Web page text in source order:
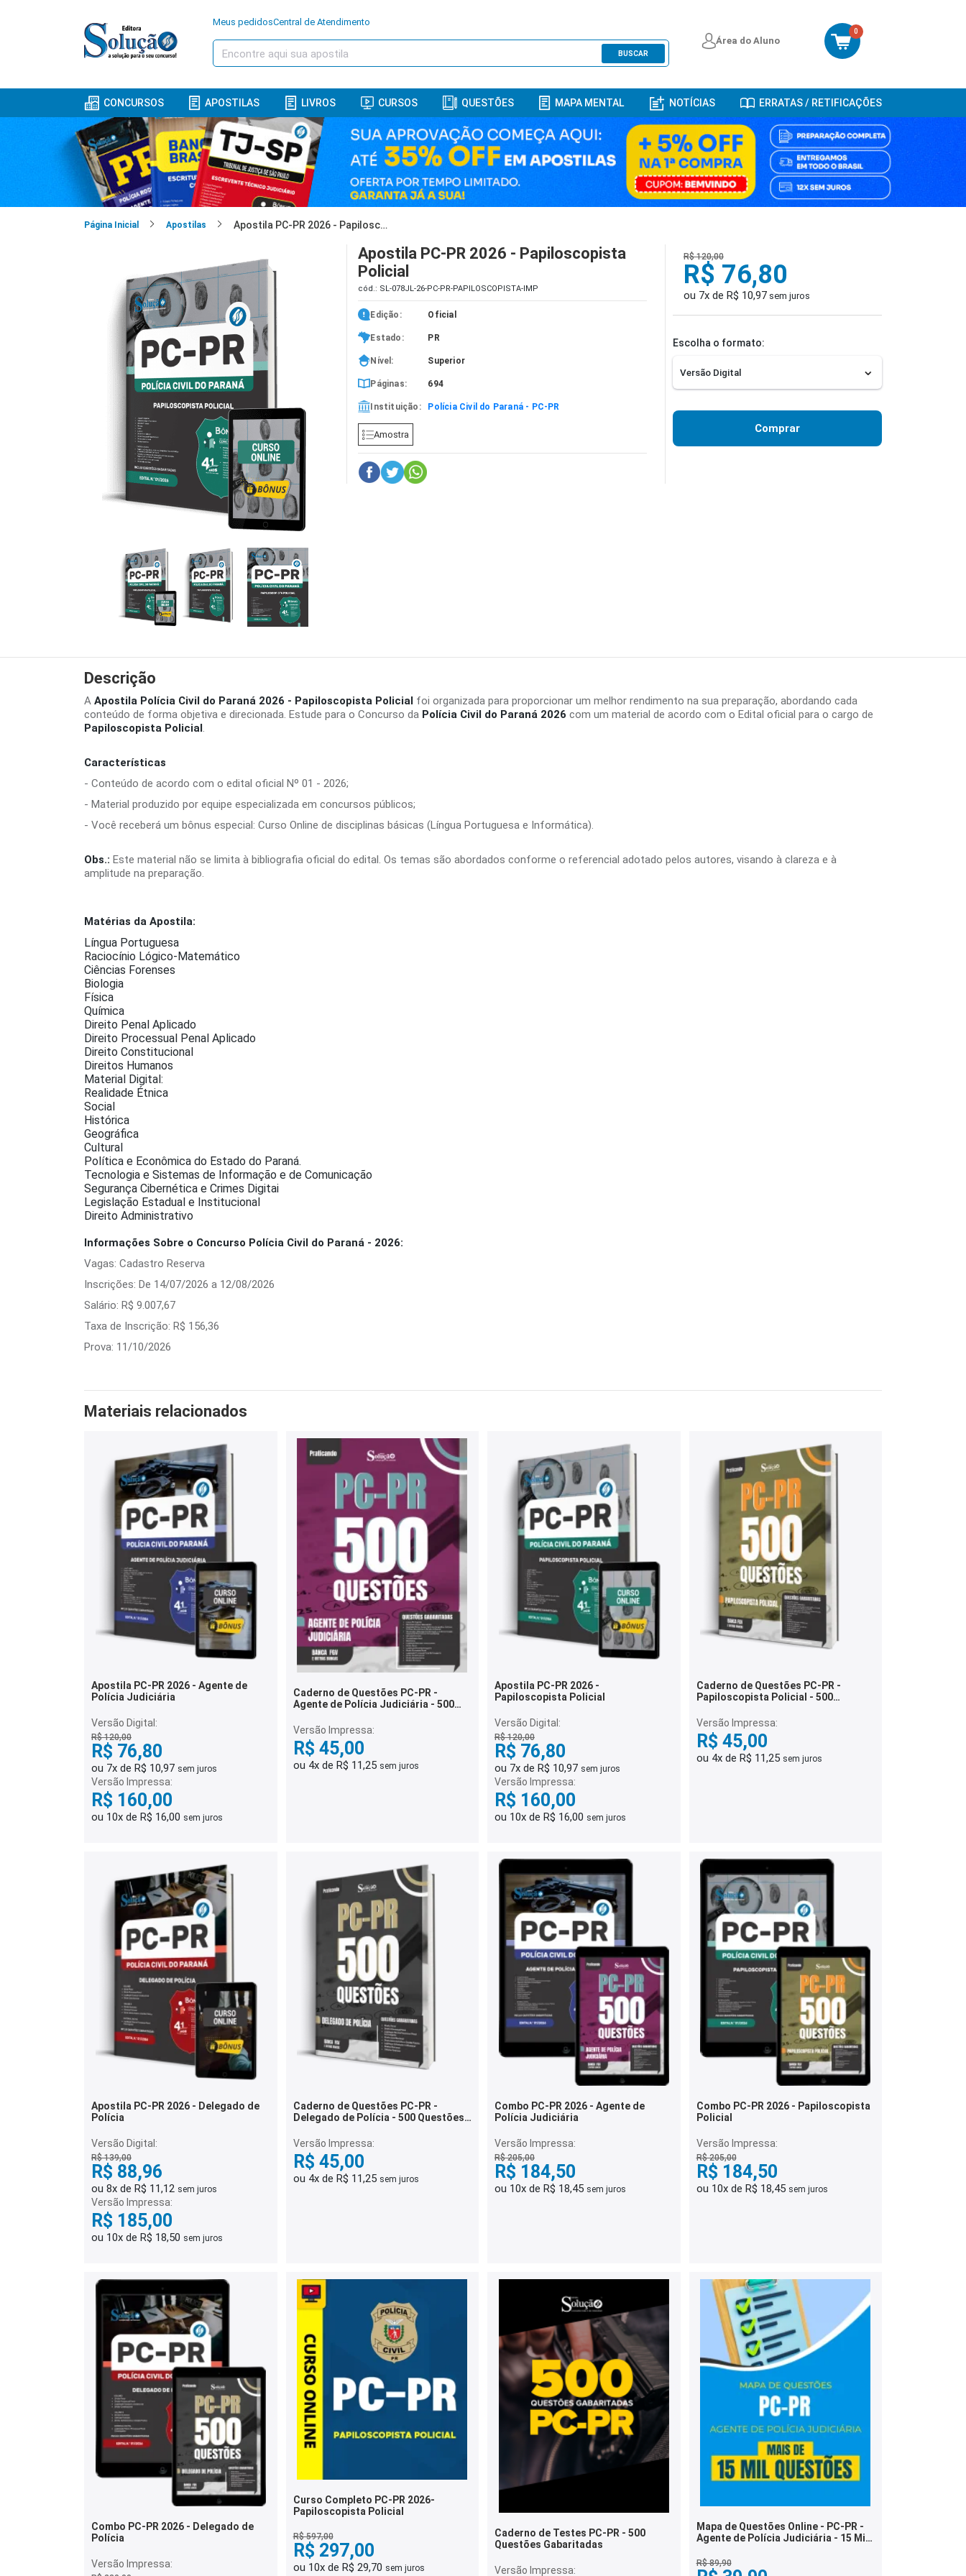
Meus pedidosCentral de Atendimento
BUSCAR
Área do Aluno
0
CONCURSOS APOSTILAS LIVROS CURSOS QUESTÕES MAPA MENTAL NOTÍCIAS ERRATAS / RETIFICAÇÕES
Página Inicial Apostilas Apostila PC-PR 2026 - Papiloscopista Policial
Apostila PC-PR 2026 - Papiloscopista
Policial
cód.: SL-078JL-26-PC-PR-PAPILOSCOPISTA-IMP
Edição: Oficial
Estado: PR
Nível: Superior
Páginas: 694
Instituição: Polícia Civil do Paraná - PC-PR
Amostra
R$ 120,00
R$ 76,80
ou 7x de R$ 10,97sem juros
Escolha o formato:
Comprar
Descrição
A Apostila Polícia Civil do Paraná 2026 - Papiloscopista Policial foi organizada para proporcionar um melhor rendimento na sua preparação, abordando cada
conteúdo de forma objetiva e direcionada. Estude para o Concurso da Polícia Civil do Paraná 2026 com um material de acordo com o Edital oficial para o cargo de
Papiloscopista Policial.
Características
- Conteúdo de acordo com o edital oficial Nº 01 - 2026;
- Material produzido por equipe especializada em concursos públicos;
- Você receberá um bônus especial: Curso Online de disciplinas básicas (Língua Portuguesa e Informática).
Obs.: Este material não se limita à bibliografia oficial do edital. Os temas são abordados conforme o referencial adotado pelos autores, visando à clareza e à
amplitude na preparação.
Matérias da Apostila:
Língua Portuguesa
Raciocínio Lógico-Matemático
Ciências Forenses
Biologia
Física
Química
Direito Penal Aplicado
Direito Processual Penal Aplicado
Direito Constitucional
Direitos Humanos
Material Digital:
Realidade Étnica
Social
Histórica
Geográfica
Cultural
Política e Econômica do Estado do Paraná.
Tecnologia e Sistemas de Informação e de Comunicação
Segurança Cibernética e Crimes Digitai
Legislação Estadual e Institucional
Direito Administrativo
Informações Sobre o Concurso Polícia Civil do Paraná - 2026:
Vagas: Cadastro Reserva
Inscrições: De 14/07/2026 a 12/08/2026
Salário: R$ 9.007,67
Taxa de Inscrição: R$ 156,36
Prova: 11/10/2026
Materiais relacionados
Apostila PC-PR 2026 - Agente de
Polícia Judiciária
Versão Digital:
R$ 120,00
R$ 76,80
ou 7x de R$ 10,97 sem juros
Versão Impressa:
R$ 160,00
ou 10x de R$ 16,00 sem juros
Caderno de Questões PC-PR -
Agente de Polícia Judiciária - 500
Versão Impressa:
R$ 45,00
ou 4x de R$ 11,25 sem juros
Apostila PC-PR 2026 -
Papiloscopista Policial
Versão Digital:
R$ 120,00
R$ 76,80
ou 7x de R$ 10,97 sem juros
Versão Impressa:
R$ 160,00
ou 10x de R$ 16,00 sem juros
Caderno de Questões PC-PR -
Papiloscopista Policial - 500
Versão Impressa:
R$ 45,00
ou 4x de R$ 11,25 sem juros
Apostila PC-PR 2026 - Delegado de
Polícia
Versão Digital:
R$ 139,00
R$ 88,96
ou 8x de R$ 11,12 sem juros
Versão Impressa:
R$ 185,00
ou 10x de R$ 18,50 sem juros
Caderno de Questões PC-PR -
Delegado de Polícia - 500 Questões
Versão Impressa:
R$ 45,00
ou 4x de R$ 11,25 sem juros
Combo PC-PR 2026 - Agente de
Polícia Judiciária
Versão Impressa:
R$ 205,00
R$ 184,50
ou 10x de R$ 18,45 sem juros
Combo PC-PR 2026 - Papiloscopista
Policial
Versão Impressa:
R$ 205,00
R$ 184,50
ou 10x de R$ 18,45 sem juros
Combo PC-PR 2026 - Delegado de
Polícia
Versão Impressa:
Curso Completo PC-PR 2026-
Papiloscopista Policial
R$ 597,00
R$ 297,00
ou 10x de R$ 29,70 sem juros
Caderno de Testes PC-PR - 500
Questões Gabaritadas
Versão Impressa:
Mapa de Questões Online - PC-PR -
Agente de Polícia Judiciária - 15 Mil
R$ 89,90